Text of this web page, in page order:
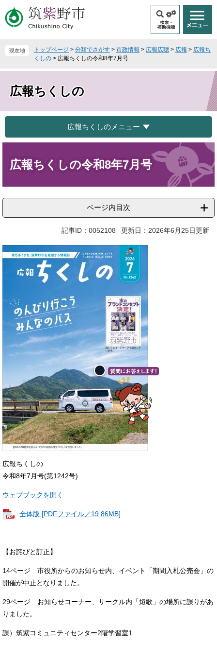
ー
ジ
ニ
ュ
へ
現在地 トップページ > 分類でさがす > 市政情報 > 広報広聴 > 広報 > 広報ち
くしの > 広報ちくしの令和8年7月号
広報ちくしの
広報ちくしのメニュー
広報ちくしの令和8年7月号
ページ内目次
記事ID：0052108 更新日：2026年6月25日更新
広報ちくしの
令和8年7月号(第1242号)
ウェブブックを開く
全体版 [PDFファイル／19.86MB]
【お詫びと訂正】
14ページ 市役所からのお知らせ内、イベント「期間入札公売会」の
開催が中止となりました。
29ページ お知らせコーナー、サークル内「短歌」の場所に誤りがあ
りました。
誤）筑紫コミュニティセンター2階学習室1